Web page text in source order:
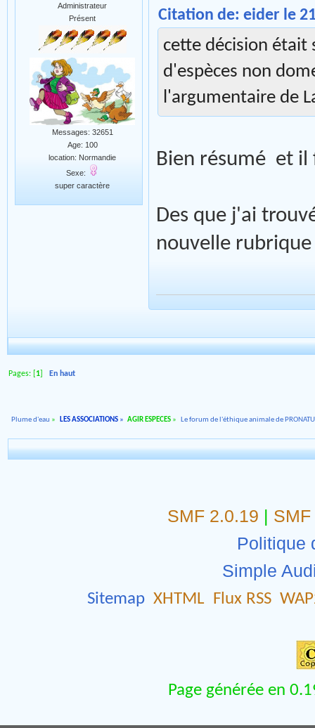
Administrateur
Présent
Messages: 32651
Age: 100
location: Normandie
Sexe:
super caractère
Citation de: eider le
cette décision était
d'espèces non
l'argumentaire de
Bien résumé et
Des que j'ai
nouvelle rubrique
Pages: [ 1 En haut
Plume d'eau » LES ASSOCIATIONS» AGIR ESPECES » Le forum de l'éthique animale de
SMF 2.0.19 |
Politique
Simple
Sitemap XHTML Flux RSS
Page générée en